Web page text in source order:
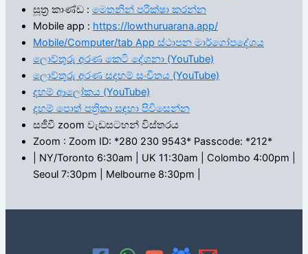
සූත්‍ර කාණ්ඩ : මෙතනින් පරික්ෂා කරන්න
Mobile app : https://lowthuruarana.app/
Mobile/Computer/tab App ස්ථාපන මාර්ගෝපදේශය
ලොව්තුරු අරණ කෙටි දේශනා (YouTube)
ලොව්තුරු අරණ සදහම් සංචිතය (YouTube)
දහම් ආලෝකය (YouTube)
දහම් පොත් පත්‍රිකා සඳහා පිවිසෙන්න
සජීවී zoom වැඩසටහන් විස්තරය
Zoom : Zoom ID: *280 230 9543* Passcode: *212*
| NY/Toronto 6:30am | UK 11:30am | Colombo 4:00pm |
Seoul 7:30pm | Melbourne 8:30pm |